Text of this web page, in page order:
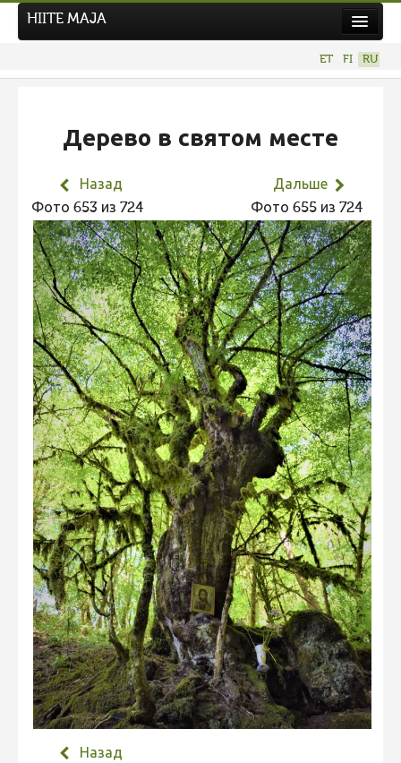
Hiite kuvavõistlus 2026
Фотоконкурс 2025
Не учитываются 2025
Видео 2025
Фотоконкурс 2024
Не учитываются 2024
Видео 2024
Фотоконкурс 2023
Не учитываются 2023
Видео 2023
Фотоконкурс 2022
Не учитываются 2022
Видео 2022
Фотоконкурс 2021
Видео 2021
Фотоконкурс 2020
Видео 2020
Фотоконкурс 2019
Фотоконкурс 2018
HIITE MAJA
ET FI RU
Дерево в святом месте
Назад
Фото 653 из 724
Дальше
Фото 655 из 724
Назад